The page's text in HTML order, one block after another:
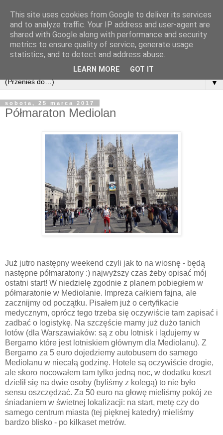
▼
sobota, 25 marca 2017
Półmaraton Mediolan
Już jutro następny weekend czyli jak to na wiosnę - będą
następne półmaratony :) najwyższy czas żeby opisać mój
ostatni start! W niedzielę zgodnie z planem pobiegłem w
półmaratonie w Mediolanie. Impreza całkiem fajna, ale
zacznijmy od początku. Pisałem już o certyfikacie
medycznym, oprócz tego trzeba się oczywiście tam zapisać i
zadbać o logistykę. Na szczęście mamy już dużo tanich
lotów (dla Warszawiaków: są z obu lotnisk i lądujemy w
Bergamo które jest lotniskiem głównym dla Mediolanu). Z
Bergamo za 5 euro dojedziemy autobusem do samego
Mediolanu w niecałą godzinę. Hotele są oczywiście drogie,
ale skoro nocowałem tam tylko jedną noc, w dodatku koszt
dzielił się na dwie osoby (byliśmy z kolegą) to nie było
sensu oszczędzać. Za 50 euro na głowę mieliśmy pokój ze
śniadaniem w świetnej lokalizacji: na start, metę czy do
samego centrum miasta (tej pięknej katedry) mieliśmy
bardzo blisko - po kilkaset metrów.
This site uses cookies from Google to deliver its services
and to analyze traffic. Your IP address and user-agent are
shared with Google along with performance and security
metrics to ensure quality of service, generate usage
statistics, and to detect and address abuse.
LEARN MORE GOT IT